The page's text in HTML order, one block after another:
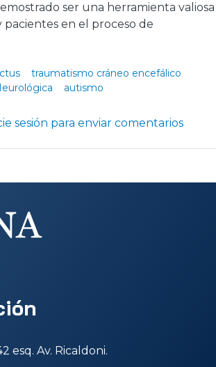
ser una herramienta valiosa
pacientes en el proceso de
Ictus
traumatismo cráneo encefálico
autismo
Sistema Theratogs: Una
sesión para enviar comentarios
esq. Av. Ricaldoni.